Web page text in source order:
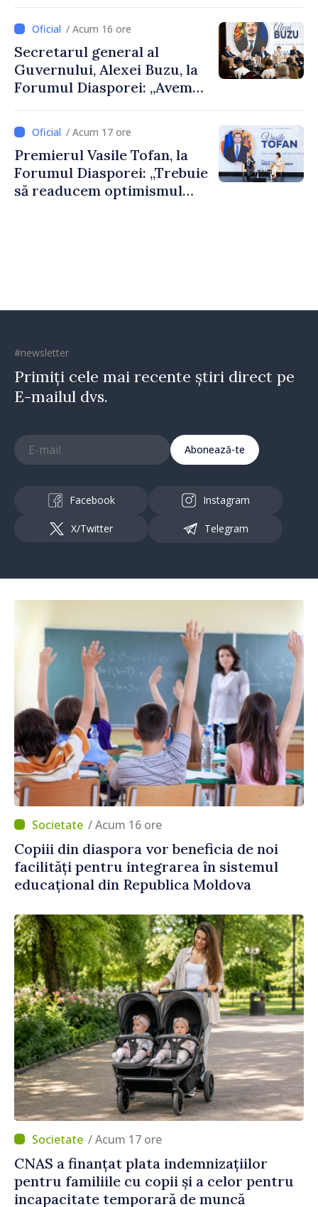
despre parcursul european
al Republicii Moldova.
/ Acum 16 ore
Secretarul general al
Guvernului, Alexei Buzu, la
Forumul Diasporei: „Avem
dumneavoastră pentru a
construi comunități mai
puternice”
/ Acum 17 ore
Premierul Vasile Tofan, la
Forumul Diasporei: „Trebuie
să readucem optimismul
#newsletter
Primiți cele mai recente știri direct pe
E-mailul dvs.
Abonează-te
Facebook Instagram
X/Twitter Telegram
/ Acum 16 ore
Copiii din diaspora vor beneficia de noi
facilități pentru integrarea în sistemul
educațional din Republica Moldova
/ Acum 17 ore
CNAS a finanțat plata indemnizațiilor
pentru familiile cu copii și a celor pentru
incapacitate temporară de muncă